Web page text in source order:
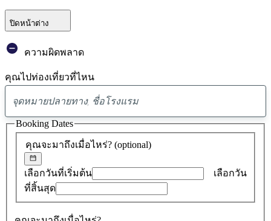
ปิดหน้าต่าง
ความผิดพลาด
คุณไปท่องเที่ยวที่ไหน
พบ
ข้อ
เสนอ
0
คุณจะมาถึงเมื่อไหร่? (optional)
เลือกวันที่เริ่มต้น
เลือกวัน
ที่สิ้นสุด
Booking Dates